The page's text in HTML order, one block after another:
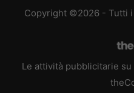
Copyright ©2026 - Tutti
Le attività pubblicitarie